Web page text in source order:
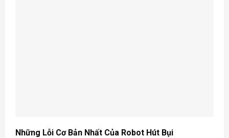
Những Lỗi Cơ Bản Nhất Của Robot Hút Bụi